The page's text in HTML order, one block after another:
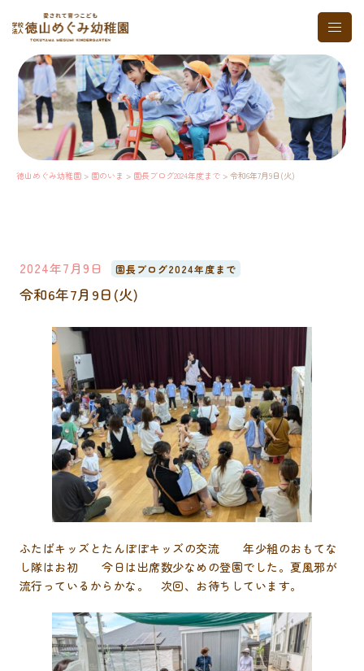
ト
グ
ル
メ
ニ
ュ
ー
徳山めぐみ幼稚園 > 園のいま > 園長ブログ2024年度まで > 令和6年7月9日(火)
2024年7月9日 園長ブログ2024年度まで
令和6年7月9日(火)
ふたばキッズとたんぽぽキッズの交流 年少組のおもてな
し隊はお初 今日は出席数少なめの登園でした。夏風邪が
流行っているからかな。 次回、お待ちしています。